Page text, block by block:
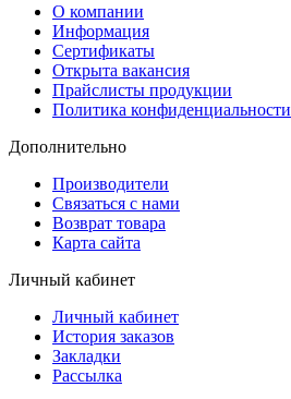
О компании
Информация
Сертификаты
Открыта вакансия
Прайслисты продукции
Политика конфиденциальности
Дополнительно
Производители
Связаться с нами
Возврат товара
Карта сайта
Личный кабинет
Личный кабинет
История заказов
Закладки
Рассылка